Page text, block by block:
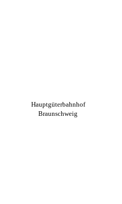
Hauptgüterbahnhof
Braunschweig